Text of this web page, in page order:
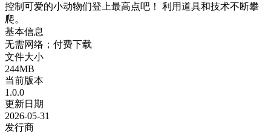
控制可爱的小动物们登上最高点吧！ 利用道具和技术不断攀
爬。
基本信息
无需网络；付费下载
文件大小
244MB
当前版本
1.0.0
更新日期
2026-05-31
发行商